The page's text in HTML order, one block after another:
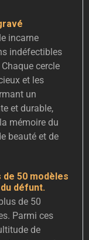
incarne
indéfectibles
cercle
et les
un
et durable,
mémoire du
beauté et de
50 modèles
défunt.
de 50
Parmi ces
de